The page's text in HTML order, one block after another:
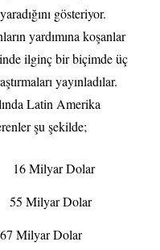
gösteriyor.
yardımına koşanlar
ilginç bir biçimde üç
yayınladılar.
Latin Amerika
şu şekilde;
16 Milyar Dolar
55 Milyar Dolar
67 Milyar Dolar